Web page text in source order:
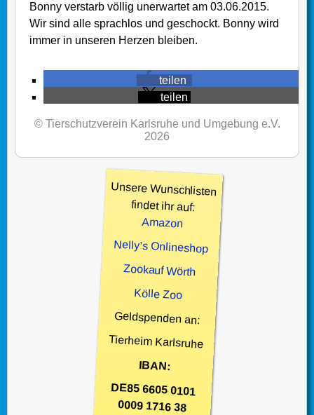
Bonny verstarb völlig unerwartet am 03.06.2015.
Wir sind alle sprachlos und geschockt. Bonny wird
immer in unseren Herzen bleiben.
teilen
teilen
© Tierschutzverein Karlsruhe und Umgebung e.V.
2026
Unsere Wunschlisten
findet ihr auf:
Amazon
Nelly’s Onlineshop
Zookauf Wörth
Kölle Zoo
Geldspenden an:
Tierheim Karlsruhe
IBAN:
DE85 6605 0101
0009 1716 38